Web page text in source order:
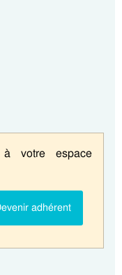
votre espace
adhérent